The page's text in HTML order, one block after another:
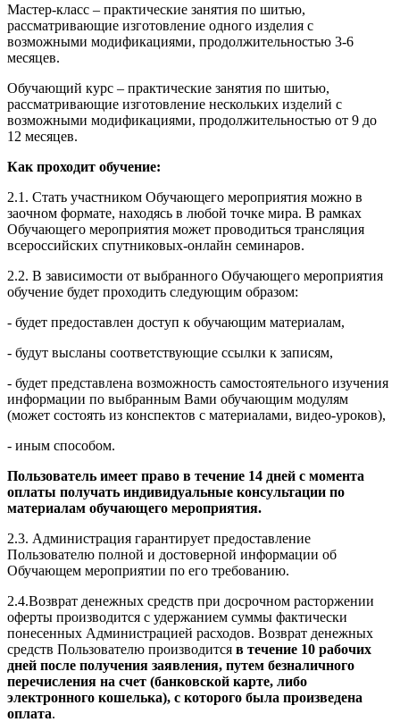
Мастер-класс – практические занятия по шитью,
рассматривающие изготовление одного изделия с
возможными модификациями, продолжительностью 3-6
месяцев.
Обучающий курс – практические занятия по шитью,
рассматривающие изготовление нескольких изделий с
возможными модификациями, продолжительностью от 9 до
12 месяцев.
Как проходит обучение:
2.1. Стать участником Обучающего мероприятия можно в
заочном формате, находясь в любой точке мира. В рамках
Обучающего мероприятия может проводиться трансляция
всероссийских спутниковых-онлайн семинаров.
2.2. В зависимости от выбранного Обучающего мероприятия
обучение будет проходить следующим образом:
- будет предоставлен доступ к обучающим материалам,
- будут высланы соответствующие ссылки к записям,
- будет представлена возможность самостоятельного изучения
информации по выбранным Вами обучающим модулям
(может состоять из конспектов с материалами, видео-уроков),
- иным способом.
Пользователь имеет право в течение 14 дней с момента
оплаты получать индивидуальные консультации по
материалам обучающего мероприятия.
2.3. Администрация гарантирует предоставление
Пользователю полной и достоверной информации об
Обучающем мероприятии по его требованию.
2.4.Возврат денежных средств при досрочном расторжении
оферты производится с удержанием суммы фактически
понесенных Администрацией расходов. Возврат денежных
средств Пользователю производится в течение 10 рабочих
дней после получения заявления, путем безналичного
перечисления на счет (банковской карте, либо
электронного кошелька), с которого была произведена
оплата.